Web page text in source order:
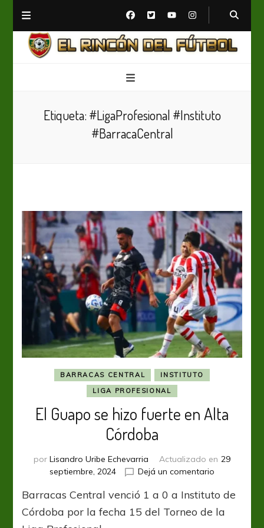
Etiqueta: #LigaProfesional #Instituto
#BarracaCentral
BARRACAS CENTRAL
INSTITUTO
LIGA PROFESIONAL
El Guapo se hizo fuerte en Alta
Córdoba
por Lisandro Uribe Echevarria Actualizado en 29
septiembre, 2024
Dejá un comentario
Guapo
se
Barracas Central venció 1 a 0 a Instituto de
Córdoba por la fecha 15 del Torneo de la